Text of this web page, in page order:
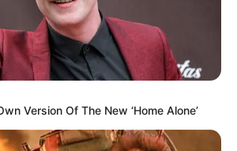
Na każdej ze stron dysku (Side 1, Side
etykieta ze spisem utworów i
12-calowy placek został natomiast
wytłoczony – nie uświadczymy u niego
niedoróbek w postaci szpetnie
tworzywa, co niestety nagminnie
koperty, wyłożonej cienką i
Version Of The New ‘Home Alone’